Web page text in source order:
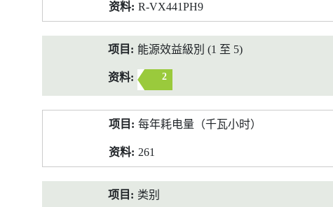
R-VX441PH9
能源效益級別 (1 至 5)
2
每年耗电量（千瓦小时）
261
类别